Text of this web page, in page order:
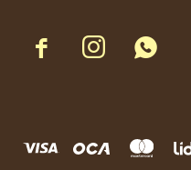
  